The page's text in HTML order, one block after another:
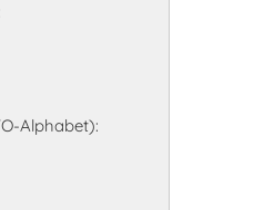
Alphabet):